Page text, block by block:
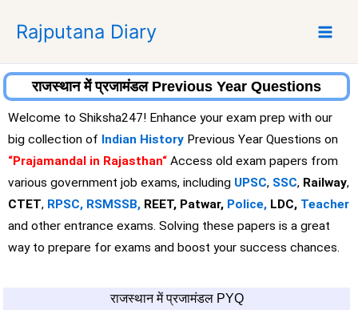
p
Rajputana Diary
राजस्थान में प्रजामंडल Previous Year Questions
Welcome to Shiksha247! Enhance your exam prep with our
big collection of Indian History Previous Year Questions on
“Prajamandal in Rajasthan“ Access old exam papers from
various government job exams, including UPSC, SSC, Railway,
CTET, RPSC, RSMSSB, REET, Patwar, Police, LDC, Teacher
and other entrance exams. Solving these papers is a great
way to prepare for exams and boost your success chances.
राजस्थान में प्रजामंडल PYQ